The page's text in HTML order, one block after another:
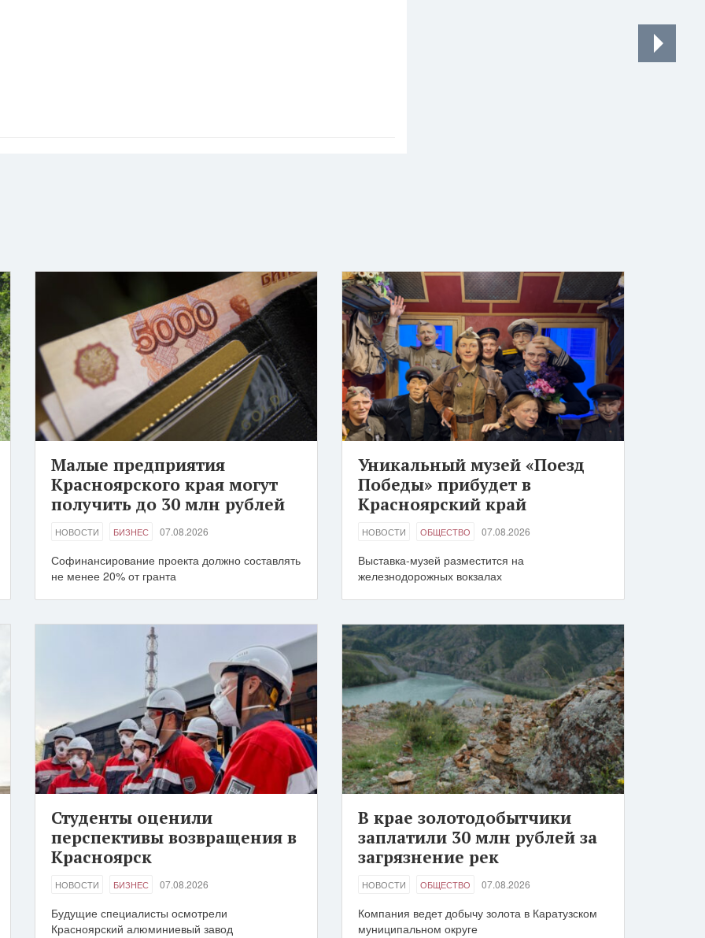
Малые предприятия
Красноярского края могут
получить до 30 млн рублей
НОВОСТИ БИЗНЕС 07.08.2026
Софинансирование проекта должно составлять
не менее 20% от гранта
Уникальный музей «Поезд
Победы» прибудет в
Красноярский край
НОВОСТИ ОБЩЕСТВО 07.08.2026
Выставка-музей разместится на
железнодорожных вокзалах
Студенты оценили
перспективы возвращения в
Красноярск
НОВОСТИ БИЗНЕС 07.08.2026
Будущие специалисты осмотрели
Красноярский алюминиевый завод
В крае золотодобытчики
заплатили 30 млн рублей за
загрязнение рек
НОВОСТИ ОБЩЕСТВО 07.08.2026
Компания ведет добычу золота в Каратузском
муниципальном округе